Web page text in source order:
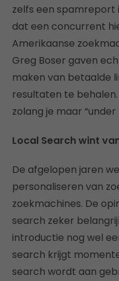
zelfs een spamreport
dat een concurrent
Amerikaanse
Greg Boser gaven
maken van betaalde
resultaten te
zolang je maar
Local Search wint
De afgelopen jaren
personaliseren van
zoekmachines. De
search zeker
introductie nog wel
search krijgt
search wordt aan